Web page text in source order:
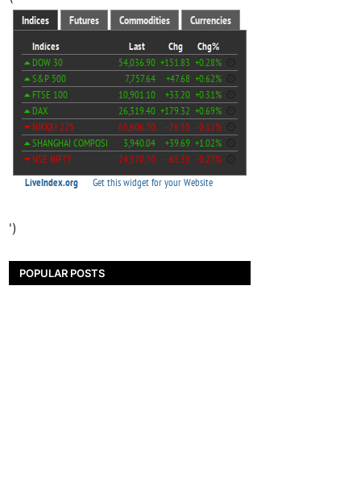
')
POPULAR POSTS